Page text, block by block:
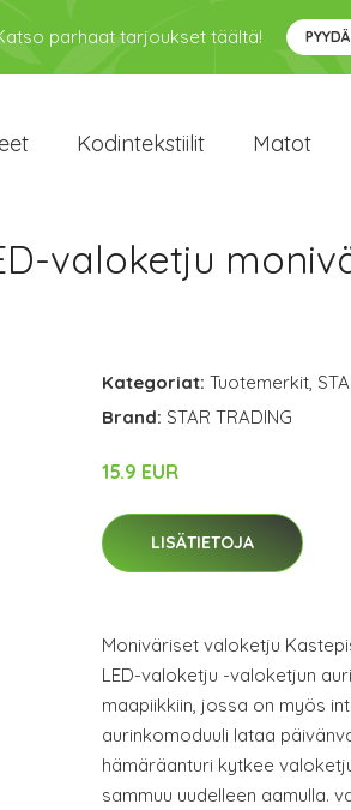
parhaat tarjoukset täältä!
Kodintekstiilit Matot
valoketju
Kategoriat: Tuotemerkit,
Brand: STAR TRADING
15.9 EUR
LISÄTIETOJA
Moniväriset valoketju
LED-valoketju -valoketjun
maapiikkiin, jossa on myös
aurinkomoduuli lataa
hämäräanturi kytkee
sammuu uudelleen aamulla.